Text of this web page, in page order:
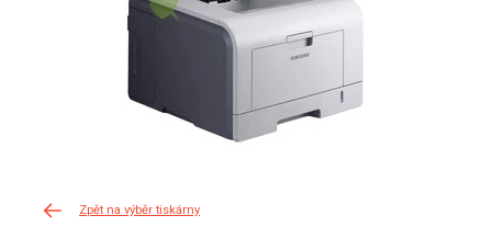
Zpět na výběr tiskárny